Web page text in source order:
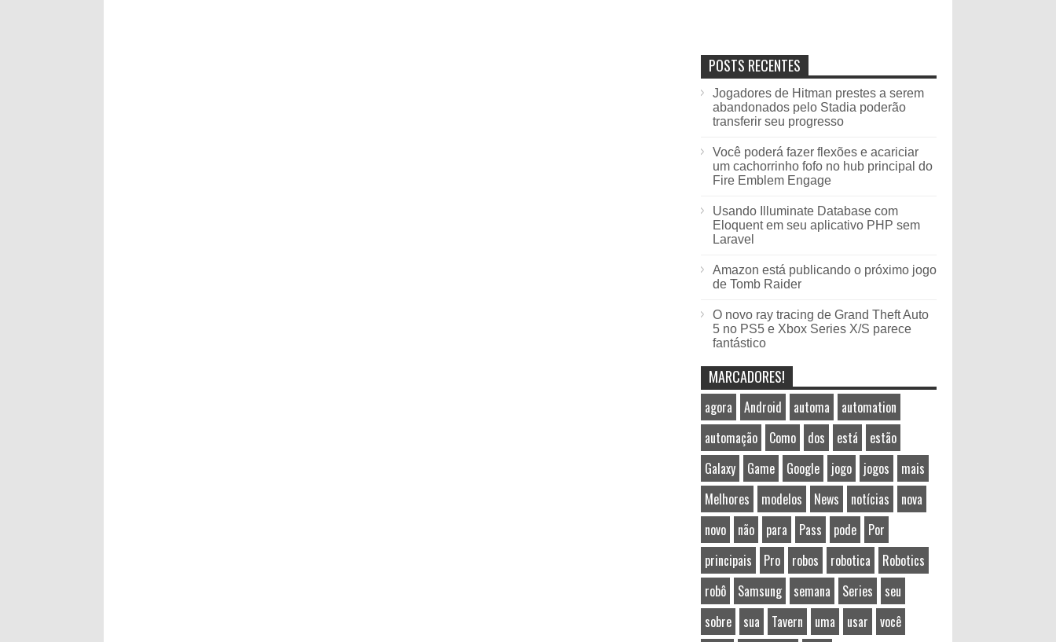
POSTS RECENTES
Jogadores de Hitman prestes a serem
abandonados pelo Stadia poderão
transferir seu progresso
Você poderá fazer flexões e acariciar
um cachorrinho fofo no hub principal do
Fire Emblem Engage
Usando Illuminate Database com
Eloquent em seu aplicativo PHP sem
Laravel
Amazon está publicando o próximo jogo
de Tomb Raider
O novo ray tracing de Grand Theft Auto
5 no PS5 e Xbox Series X/S parece
fantástico
MARCADORES!
agora Android automa
automation
automação
Como dos está
estão
Galaxy
Game Google jogo jogos
mais
Melhores
modelos News notícias
nova
novo
não para Pass pode
Por
principais
Pro robos robotica
Robotics
robô
Samsung semana Series
seu
sobre
sua Tavern uma usar
você